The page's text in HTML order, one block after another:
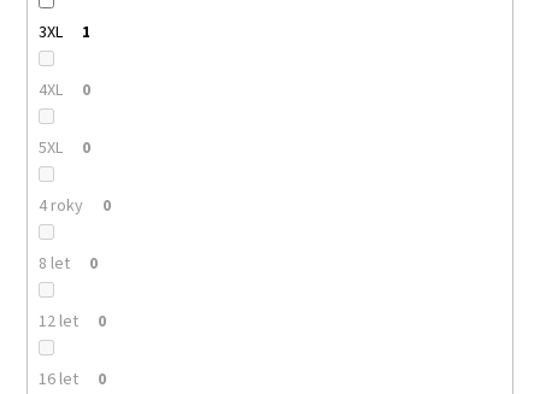
3XL 1
4XL 0
5XL 0
4 roky 0
8 let 0
12 let 0
16 let 0